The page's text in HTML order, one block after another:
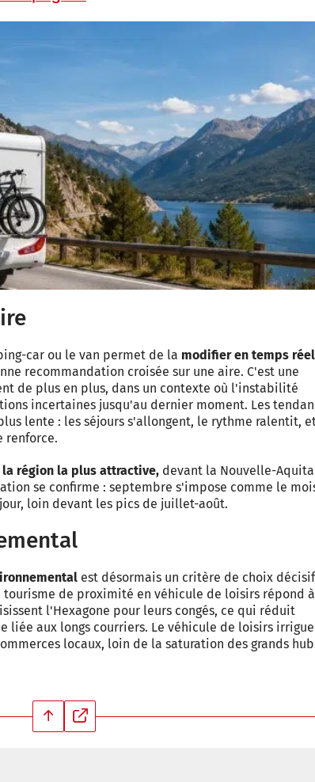
car ou le van permet de la modifier en temps réel
recommandation croisée sur une aire. C'est une
de plus en plus, dans un contexte où l'instabilité
incertaines jusqu'au dernier moment. Les
lente : les séjours s'allongent, le rythme ralentit,
renforce.
région la plus attractive, devant la Nouvelle-
se confirme : septembre s'impose comme le
loin devant les pics de juillet-août.
est désormais un critère de choix décisif
tourisme de proximité en véhicule de loisirs répond à
l'Hexagone pour leurs congés, ce qui réduit
liée aux longs courriers. Le véhicule de loisirs
locaux, loin de la saturation des grands